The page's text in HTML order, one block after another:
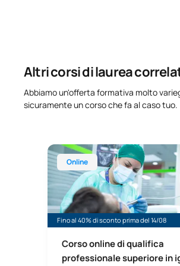
Altri corsi di laurea
Abbiamo un'offerta formativa molto
sicuramente un corso che fa al caso tuo.
Online
Fino al 40% di sconto prima del 14/08
Corso online di qualifica
professionale superiore in
Corso online di qualifica